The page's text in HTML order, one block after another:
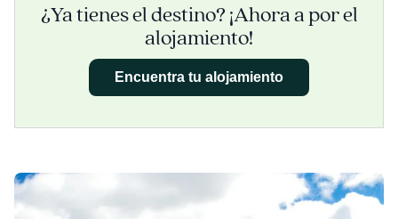
¿Ya tienes el destino? ¡Ahora a por el
alojamiento!
Encuentra tu alojamiento